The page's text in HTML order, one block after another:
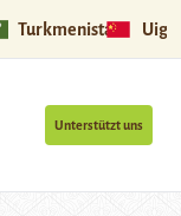
Turkmenistan
Unterstützt uns